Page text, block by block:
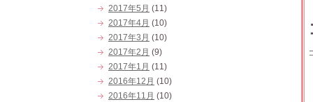
2017年5月 (11)
2017年4月 (10)
2017年3月 (10)
2017年2月 (9)
2017年1月 (11)
2016年12月 (10)
2016年11月 (10)